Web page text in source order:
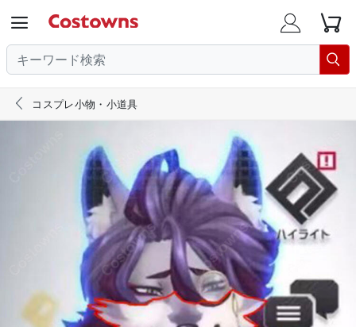
  

 コスプレ小物・小道具